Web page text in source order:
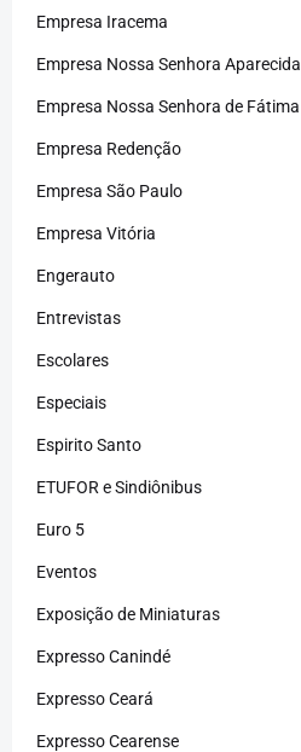
Empresa Iracema
Empresa Nossa Senhora Aparecida
Empresa Nossa Senhora de Fátima
Empresa Redenção
Empresa São Paulo
Empresa Vitória
Engerauto
Entrevistas
Escolares
Especiais
Espirito Santo
ETUFOR e Sindiônibus
Euro 5
Eventos
Exposição de Miniaturas
Expresso Canindé
Expresso Ceará
Expresso Cearense